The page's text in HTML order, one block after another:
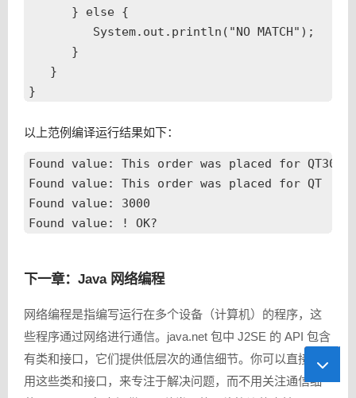
      } else {
         System.out.println("NO MATCH");
      }
   }
以上范例编译运行结果如下：
Found value: This order was placed for QT3000!
Found value: This order was placed for QT
Found value: 3000
下一章：Java 网络编程
网络编程是指编写运行在多个设备（计算机）的程序，这
些程序通过网络进行通信。java.net 包中 J2SE 的 API 包含
有类和接口，它们提供低层次的通信细节。你可以直接使
用这些类和接口，来专注于解决问题，而不用关注通信细